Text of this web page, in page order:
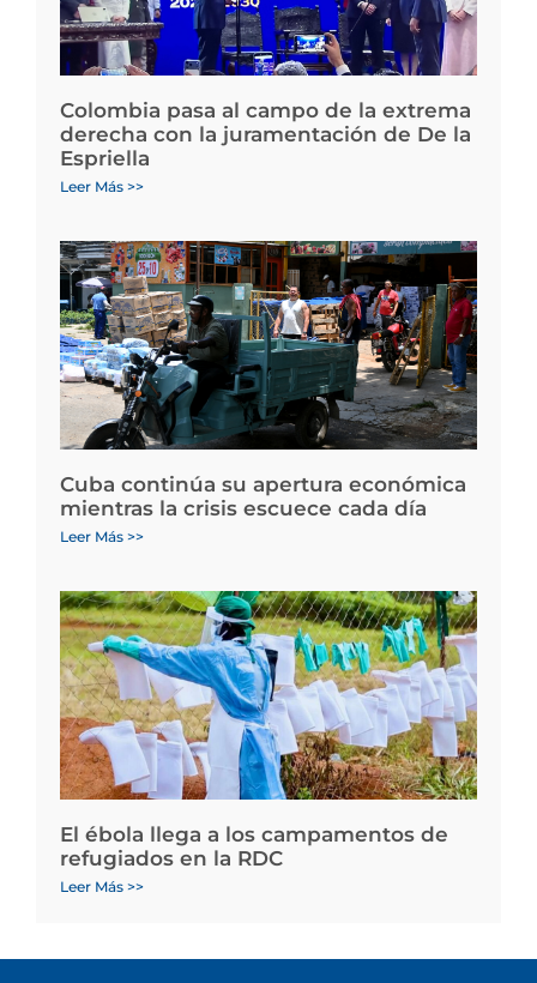
Colombia pasa al campo de la extrema
derecha con la juramentación de De la
Espriella
Leer Más >>
Cuba continúa su apertura económica
mientras la crisis escuece cada día
Leer Más >>
El ébola llega a los campamentos de
refugiados en la RDC
Leer Más >>